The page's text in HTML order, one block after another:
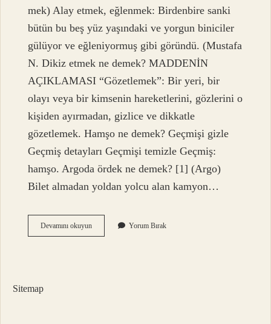
mek) Alay etmek, eğlenmek: Birdenbire sanki
bütün bu beş yüz yaşındaki ve yorgun biniciler
gülüyor ve eğleniyormuş gibi göründü. (Mustafa
N. Dikiz etmek ne demek? MADDENİN
AÇIKLAMASI “Gözetlemek”: Bir yeri, bir
olayı veya bir kimsenin hareketlerini, gözlerini o
kişiden ayırmadan, gizlice ve dikkatle
gözetlemek. Hamşo ne demek? Geçmişi gizle
Geçmiş detayları Geçmişi temizle Geçmiş:
hamşo. Argoda ördek ne demek? [1] (Argo)
Bilet almadan yoldan yolcu alan kamyon…
Devamını okuyunDikizlemek
Argo
Yorum Bırak
Sitemap